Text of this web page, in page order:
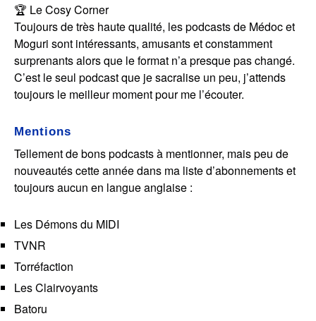
🏆 Le Cosy Corner
Toujours de très haute qualité, les podcasts de Médoc et
Moguri sont intéressants, amusants et constamment
surprenants alors que le format n’a presque pas changé.
C’est le seul podcast que je sacralise un peu, j’attends
toujours le meilleur moment pour me l’écouter.
Mentions
Tellement de bons podcasts à mentionner, mais peu de
nouveautés cette année dans ma liste d’abonnements et
toujours aucun en langue anglaise :
Les Démons du MIDI
TVNR
Torréfaction
Les Clairvoyants
Batoru